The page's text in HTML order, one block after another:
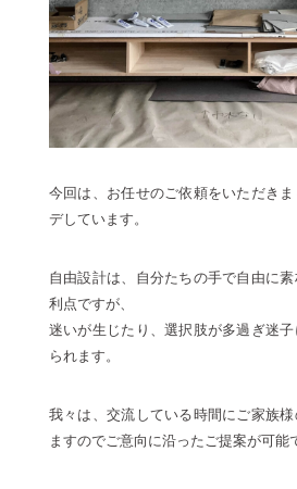
今回は、お任せのご依頼をいただき
デしています。
自由設計は、自分たちの手で自由に
利点ですが、
迷いが生じたり、選択肢が多過ぎ迷
られます。
我々は、交流している時間にご家族
ますのでご意向に沿ったご提案が可能